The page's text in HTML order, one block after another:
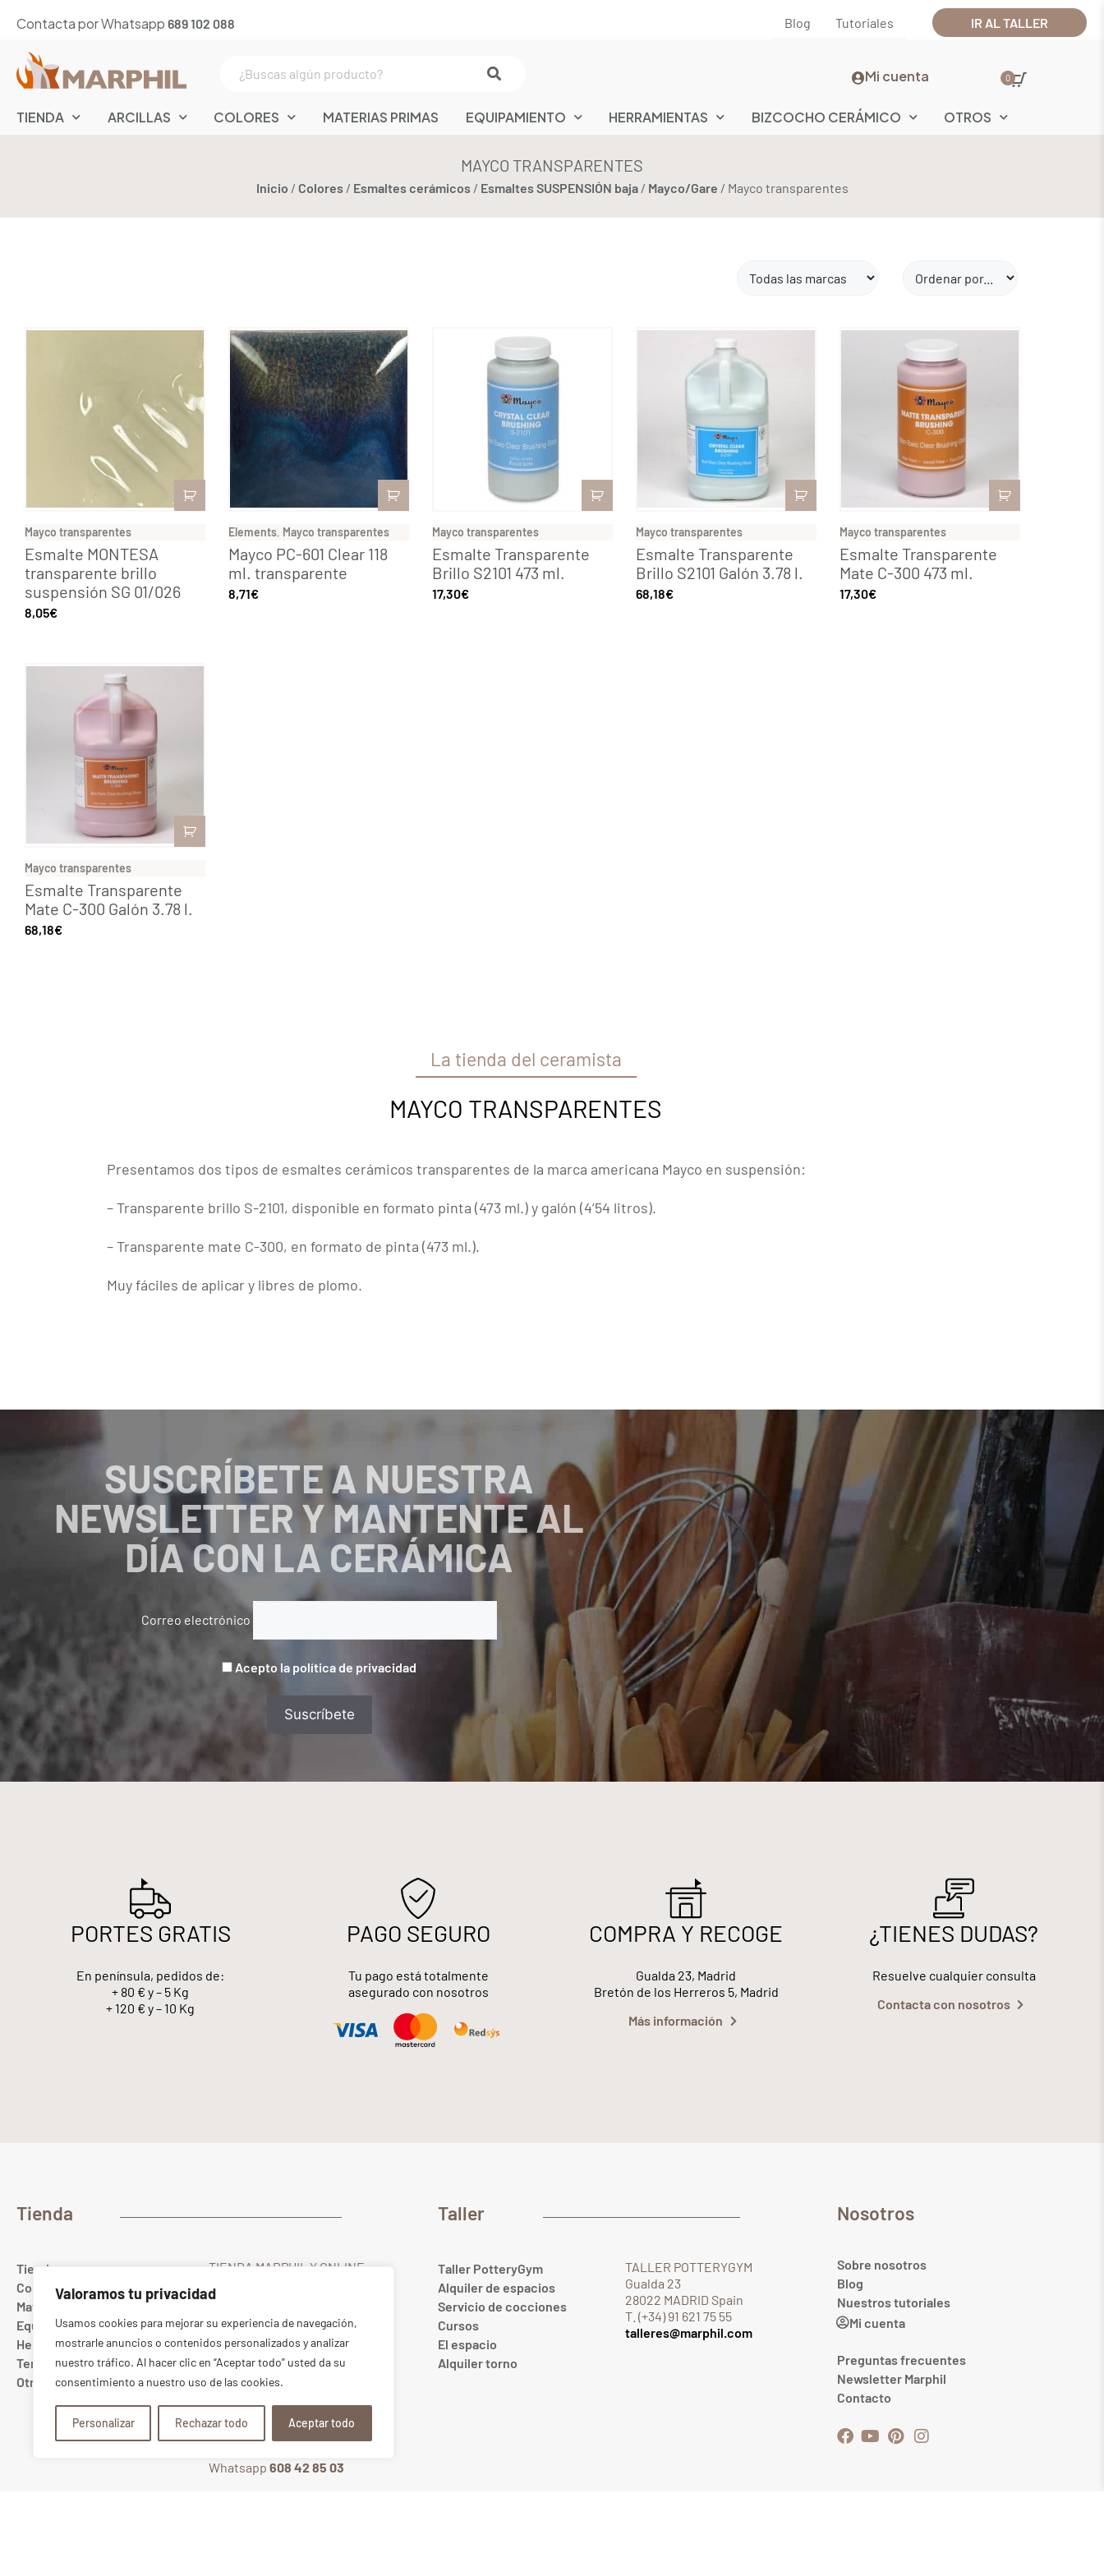
Valoramos tu privacidad
Usamos cookies para mejorar su experiencia de navegación,
mostrarle anuncios o contenidos personalizados y analizar
nuestro tráfico. Al hacer clic en “Aceptar todo” usted da su
consentimiento a nuestro uso de las cookies.
Personalizar Rechazar todo Aceptar todo
Contacta por Whatsapp 689 102 088 Blog Tutoriales IR AL TALLER
Mi cuenta 0
TIENDA ARCILLAS COLORES MATERIAS PRIMAS EQUIPAMIENTO HERRAMIENTAS BIZCOCHO CERÁMICO OTROS
MAYCO TRANSPARENTES
Inicio / Colores/ Esmaltes cerámicos/ Esmaltes SUSPENSIÓN baja/ Mayco/Gare / Mayco transparentes
Mayco transparentes
Esmalte MONTESA
transparente brillo
suspensión SG 01/026
8,05€
Elements, Mayco transparentes
Mayco PC-601 Clear 118
ml. transparente
8,71€
Mayco transparentes
Esmalte Transparente
Brillo S2101 473 ml.
17,30€
Mayco transparentes
Esmalte Transparente
Brillo S2101 Galón 3.78 l.
68,18€
Mayco transparentes
Esmalte Transparente
Mate C-300 473 ml.
17,30€
Mayco transparentes
Esmalte Transparente
Mate C-300 Galón 3.78 l.
68,18€
La tienda del ceramista
MAYCO TRANSPARENTES
Presentamos dos tipos de esmaltes cerámicos transparentes de la marca americana Mayco en suspensión:
– Transparente brillo S-2101, disponible en formato pinta (473 ml.) y galón (4’54 litros).
– Transparente mate C-300, en formato de pinta (473 ml.).
Muy fáciles de aplicar y libres de plomo.
SUSCRÍBETE A NUESTRA
NEWSLETTER Y MANTENTE AL
DÍA CON LA CERÁMICA
Correo electrónico
Acepto la política de privacidad
PORTES GRATIS
En península, pedidos de:
+ 80 € y – 5 Kg
+ 120 € y – 10 Kg
PAGO SEGURO
Tu pago está totalmente
asegurado con nosotros
COMPRA Y RECOGE
Gualda 23, Madrid
Bretón de los Herreros 5, Madrid
Más información
¿TIENES DUDAS?
Resuelve cualquier consulta
Contacta con nosotros
Tienda
Tienda
Colores
Materias primas
Equipamiento cerámico
Herramientas
Tercer fuego
Otros
TIENDA MARPHIL Y ONLINE
28022 MADRID Spain
T. (+34) 91 367 67 40
Whatsapp689 10 20 88
ONLINE:pedidos@marphil.com
TIENDA:tienda@marphil.com
Bretón de los Herreros 5
28003 MADRID Spain
Whatsapp 608 42 85 03
Taller
Taller PotteryGym
Alquiler de espacios
Servicio de cocciones
Cursos
El espacio
Alquiler torno
TALLER POTTERYGYM
Gualda 23
28022 MADRID Spain
T. (+34) 91 621 75 55
talleres@marphil.com
Nosotros
Sobre nosotros
Blog
Nuestros tutoriales
Mi cuenta
Preguntas frecuentes
Newsletter Marphil
Contacto